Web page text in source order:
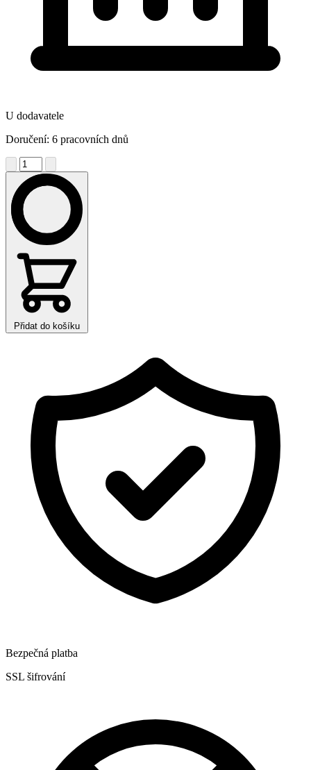
U dodavatele
Doručení: 6 pracovních dnů
Přidat do košíku
Bezpečná platba
SSL šifrování